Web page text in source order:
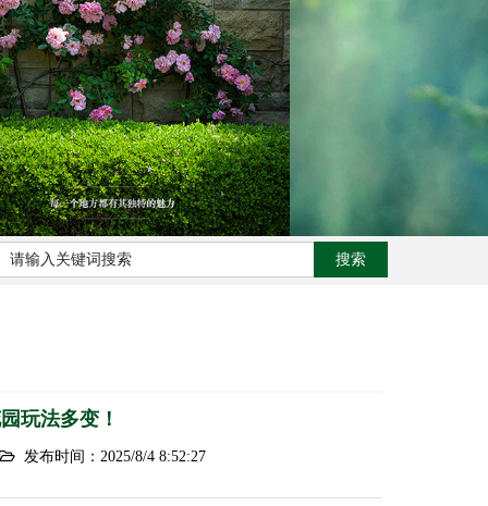
玩法多变！
发布时间：2025/8/4 8:52:27